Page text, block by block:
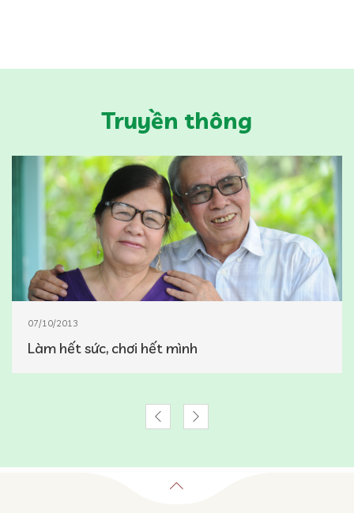
Truyền thông
07/10/2013
Làm hết sức, chơi hết mình